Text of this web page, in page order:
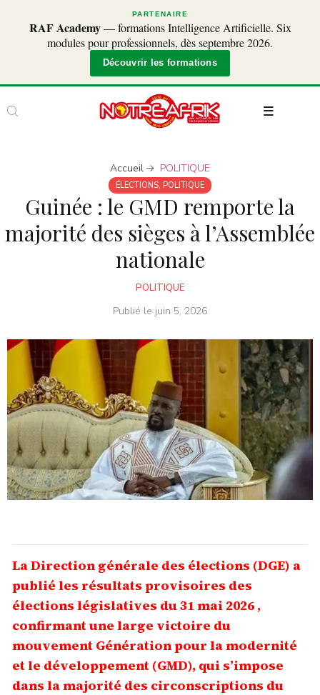
PARTENAIRE
RAF Academy— formations Intelligence Artificielle. Six
modules pour professionnels, dès septembre 2026.
Découvrir les formations
Accueil POLITIQUE
ÉLECTIONS, POLITIQUE
Guinée : le GMD remporte la
majorité des sièges à l’Assemblée
nationale
POLITIQUE
Publié le juin 5, 2026
La Direction générale des élections (DGE) a
publié les résultats provisoires des
élections législatives du 31 mai 2026 ,
confirmant une large victoire du
mouvement Génération pour la modernité
et le développement (GMD), qui s’impose
dans la majorité des circonscriptions du